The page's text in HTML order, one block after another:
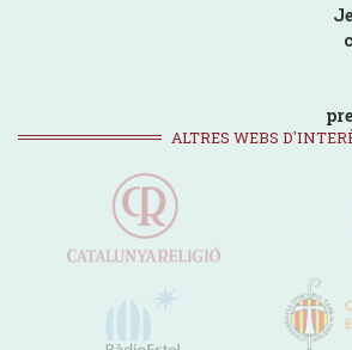
ALTRES WEBS